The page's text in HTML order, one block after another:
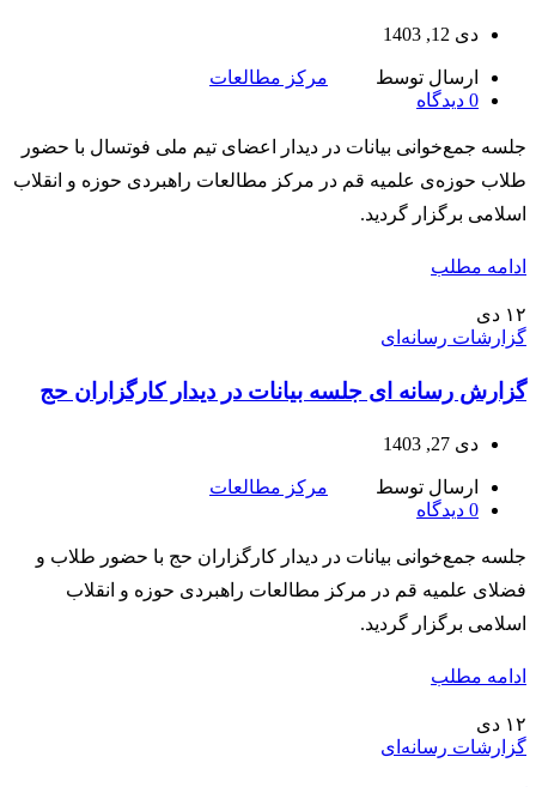
دی 12, 1403
ارسال توسط
مرکز مطالعات
0 دیدگاه
جلسه جمع‌خوانی بیانات در دیدار اعضای تیم ملی فوتسال با حضور
طلاب حوزه‌ی علمیه قم در مرکز مطالعات راهبردی حوزه و انقلاب
اسلامی برگزار گردید.
ادامه مطلب
۱۲ دی
گزارشات رسانه‌ای
گزارش رسانه ای جلسه بیانات در دیدار کارگزاران حج
دی 27, 1403
ارسال توسط
مرکز مطالعات
0 دیدگاه
جلسه جمع‌خوانی بیانات در دیدار کارگزاران حج با حضور طلاب و
فضلای علمیه قم در مرکز مطالعات راهبردی حوزه و انقلاب
اسلامی برگزار گردید.
ادامه مطلب
۱۲ دی
گزارشات رسانه‌ای